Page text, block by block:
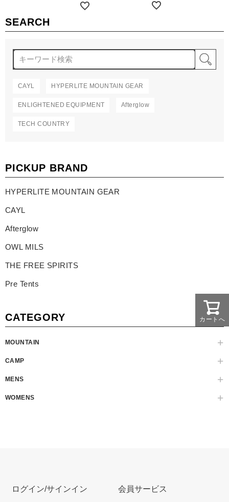
SEARCH
CAYL HYPERLITE MOUNTAIN GEAR
ENLIGHTENED EQUIPMENT Afterglow
TECH COUNTRY
PICKUP BRAND
HYPERLITE MOUNTAIN GEAR
CAYL
Afterglow
OWL MILS
THE FREE SPIRITS
Pre Tents
CATEGORY
MOUNTAIN
CAMP
MENS
WOMENS
カートへ
ログイン/サインイン 会員サービス